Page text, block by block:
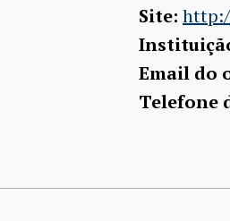
Site:
Email do
Telefone